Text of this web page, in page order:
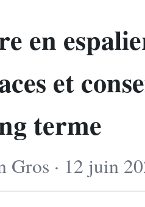
en
et
terme
Gros · 12 juin